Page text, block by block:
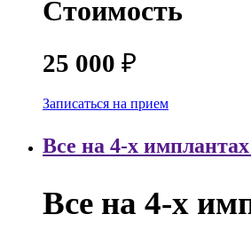
Стоимость
25 000 ₽
Записаться на прием
Все на 4-х
Все на 4-х